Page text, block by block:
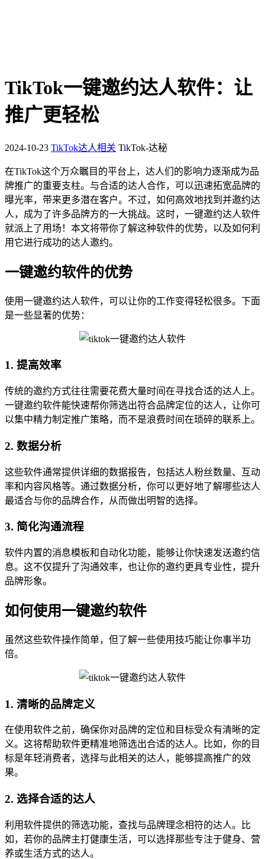
TikTok一键邀约达人软件：让
推广更轻松
2024-10-23 TikTok达人相关 TikTok-达秘
在TikTok这个万众瞩目的平台上，达人们的影响力逐渐成为品
牌推广的重要支柱。与合适的达人合作，可以迅速拓宽品牌的
曝光率，带来更多潜在客户。不过，如何高效地找到并邀约达
人，成为了许多品牌方的一大挑战。这时，一键邀约达人软件
就派上了用场！本文将带你了解这种软件的优势，以及如何利
用它进行成功的达人邀约。
一键邀约软件的优势
使用一键邀约达人软件，可以让你的工作变得轻松很多。下面
是一些显著的优势：
1. 提高效率
传统的邀约方式往往需要花费大量时间在寻找合适的达人上。
一键邀约软件能快速帮你筛选出符合品牌定位的达人，让你可
以集中精力制定推广策略，而不是浪费时间在琐碎的联系上。
2. 数据分析
这些软件通常提供详细的数据报告，包括达人粉丝数量、互动
率和内容风格等。通过数据分析，你可以更好地了解哪些达人
最适合与你的品牌合作，从而做出明智的选择。
3. 简化沟通流程
软件内置的消息模板和自动化功能，能够让你快速发送邀约信
息。这不仅提升了沟通效率，也让你的邀约更具专业性，提升
品牌形象。
如何使用一键邀约软件
虽然这些软件操作简单，但了解一些使用技巧能让你事半功
倍。
1. 清晰的品牌定义
在使用软件之前，确保你对品牌的定位和目标受众有清晰的定
义。这将帮助软件更精准地筛选出合适的达人。比如，你的目
标是年轻消费者，选择与此相关的达人，能够提高推广的效
果。
2. 选择合适的达人
利用软件提供的筛选功能，查找与品牌理念相符的达人。比
如，若你的品牌主打健康生活，可以选择那些专注于健身、营
养或生活方式的达人。